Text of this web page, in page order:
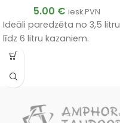
5.00 € iesk.PVN
Ideāli paredzēta no 3,5 litru
līdz 6 litru kazaniem.